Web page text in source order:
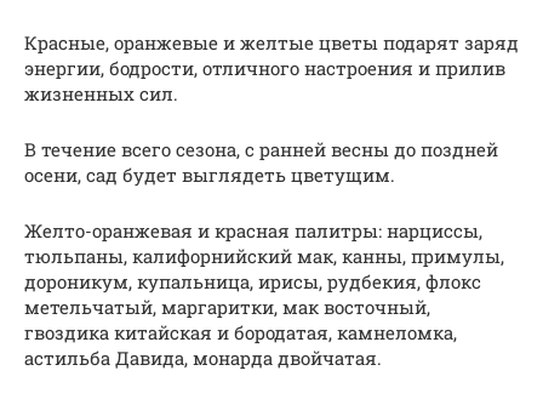
Красные, оранжевые и желтые цветы подарят заряд
энергии, бодрости, отличного настроения и прилив
жизненных сил.
В течение всего сезона, с ранней весны до поздней
осени, сад будет выглядеть цветущим.
Желто-оранжевая и красная палитры: нарциссы,
тюльпаны, калифорнийский мак, канны, примулы,
дороникум, купальница, ирисы, рудбекия, флокс
метельчатый, маргаритки, мак восточный,
гвоздика китайская и бородатая, камнеломка,
астильба Давида, монарда двойчатая.